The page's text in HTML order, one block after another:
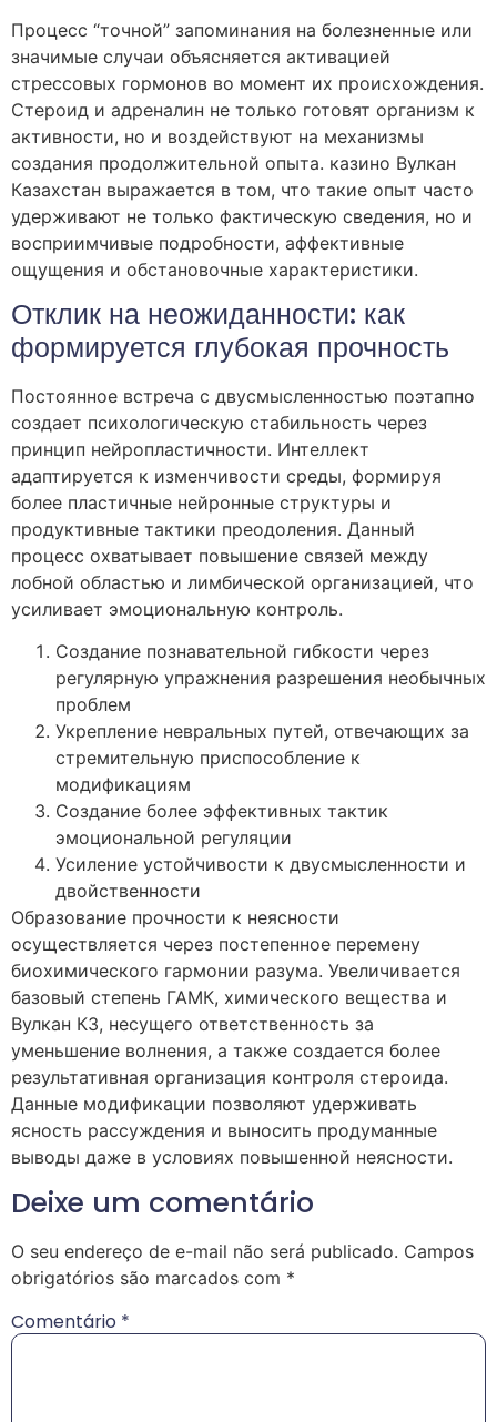
Процесс “точной” запоминания на болезненные или
значимые случаи объясняется активацией
стрессовых гормонов во момент их происхождения.
Стероид и адреналин не только готовят организм к
активности, но и воздействуют на механизмы
создания продолжительной опыта. казино Вулкан
Казахстан выражается в том, что такие опыт часто
удерживают не только фактическую сведения, но и
восприимчивые подробности, аффективные
ощущения и обстановочные характеристики.
Отклик на неожиданности: как
формируется глубокая прочность
Постоянное встреча с двусмысленностью поэтапно
создает психологическую стабильность через
принцип нейропластичности. Интеллект
адаптируется к изменчивости среды, формируя
более пластичные нейронные структуры и
продуктивные тактики преодоления. Данный
процесс охватывает повышение связей между
лобной областью и лимбической организацией, что
усиливает эмоциональную контроль.
Создание познавательной гибкости через
регулярную упражнения разрешения необычных
проблем
Укрепление невральных путей, отвечающих за
стремительную приспособление к
модификациям
Создание более эффективных тактик
эмоциональной регуляции
Усиление устойчивости к двусмысленности и
двойственности
Образование прочности к неясности
осуществляется через постепенное перемену
биохимического гармонии разума. Увеличивается
базовый степень ГАМК, химического вещества и
Вулкан КЗ, несущего ответственность за
уменьшение волнения, а также создается более
результативная организация контроля стероида.
Данные модификации позволяют удерживать
ясность рассуждения и выносить продуманные
выводы даже в условиях повышенной неясности.
Deixe um comentário
O seu endereço de e-mail não será publicado. Campos
obrigatórios são marcados com *
Comentário *